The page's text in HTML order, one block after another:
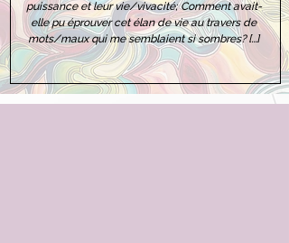
puissance et leur vie/vivacité; Comment avait-
elle pu éprouver cet élan de vie au travers de
mots/maux qui me semblaient si sombres?[...]